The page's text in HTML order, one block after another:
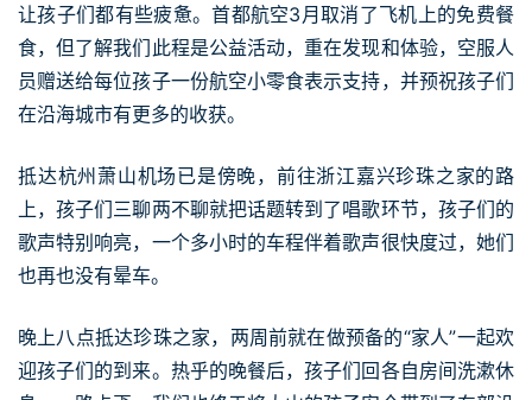
让孩子们都有些疲惫。首都航空3月取消了飞机上的免费餐
食，但了解我们此程是公益活动，重在发现和体验，空服人
员赠送给每位孩子一份航空小零食表示支持，并预祝孩子们
在沿海城市有更多的收获。
抵达杭州萧山机场已是傍晚，前往浙江嘉兴珍珠之家的路
上，孩子们三聊两不聊就把话题转到了唱歌环节，孩子们的
歌声特别响亮，一个多小时的车程伴着歌声很快度过，她们
也再也没有晕车。
晚上八点抵达珍珠之家，两周前就在做预备的“家人”一起欢
迎孩子们的到来。热乎的晚餐后，孩子们回各自房间洗漱休